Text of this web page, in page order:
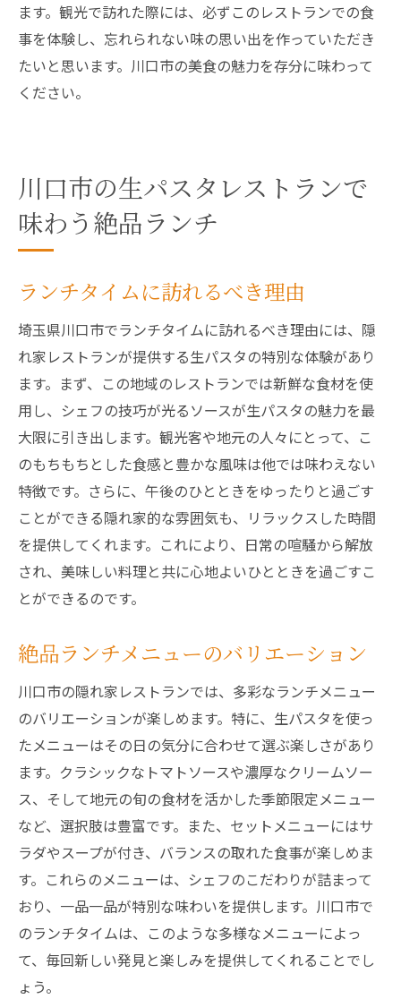
ます。観光で訪れた際には、必ずこのレストランでの食
事を体験し、忘れられない味の思い出を作っていただき
たいと思います。川口市の美食の魅力を存分に味わって
ください。
川口市の生パスタレストランで
味わう絶品ランチ
ランチタイムに訪れるべき理由
埼玉県川口市でランチタイムに訪れるべき理由には、隠
れ家レストランが提供する生パスタの特別な体験があり
ます。まず、この地域のレストランでは新鮮な食材を使
用し、シェフの技巧が光るソースが生パスタの魅力を最
大限に引き出します。観光客や地元の人々にとって、こ
のもちもちとした食感と豊かな風味は他では味わえない
特徴です。さらに、午後のひとときをゆったりと過ごす
ことができる隠れ家的な雰囲気も、リラックスした時間
を提供してくれます。これにより、日常の喧騒から解放
され、美味しい料理と共に心地よいひとときを過ごすこ
とができるのです。
絶品ランチメニューのバリエーション
川口市の隠れ家レストランでは、多彩なランチメニュー
のバリエーションが楽しめます。特に、生パスタを使っ
たメニューはその日の気分に合わせて選ぶ楽しさがあり
ます。クラシックなトマトソースや濃厚なクリームソー
ス、そして地元の旬の食材を活かした季節限定メニュー
など、選択肢は豊富です。また、セットメニューにはサ
ラダやスープが付き、バランスの取れた食事が楽しめま
す。これらのメニューは、シェフのこだわりが詰まって
おり、一品一品が特別な味わいを提供します。川口市で
のランチタイムは、このような多様なメニューによっ
て、毎回新しい発見と楽しみを提供してくれることでし
ょう。